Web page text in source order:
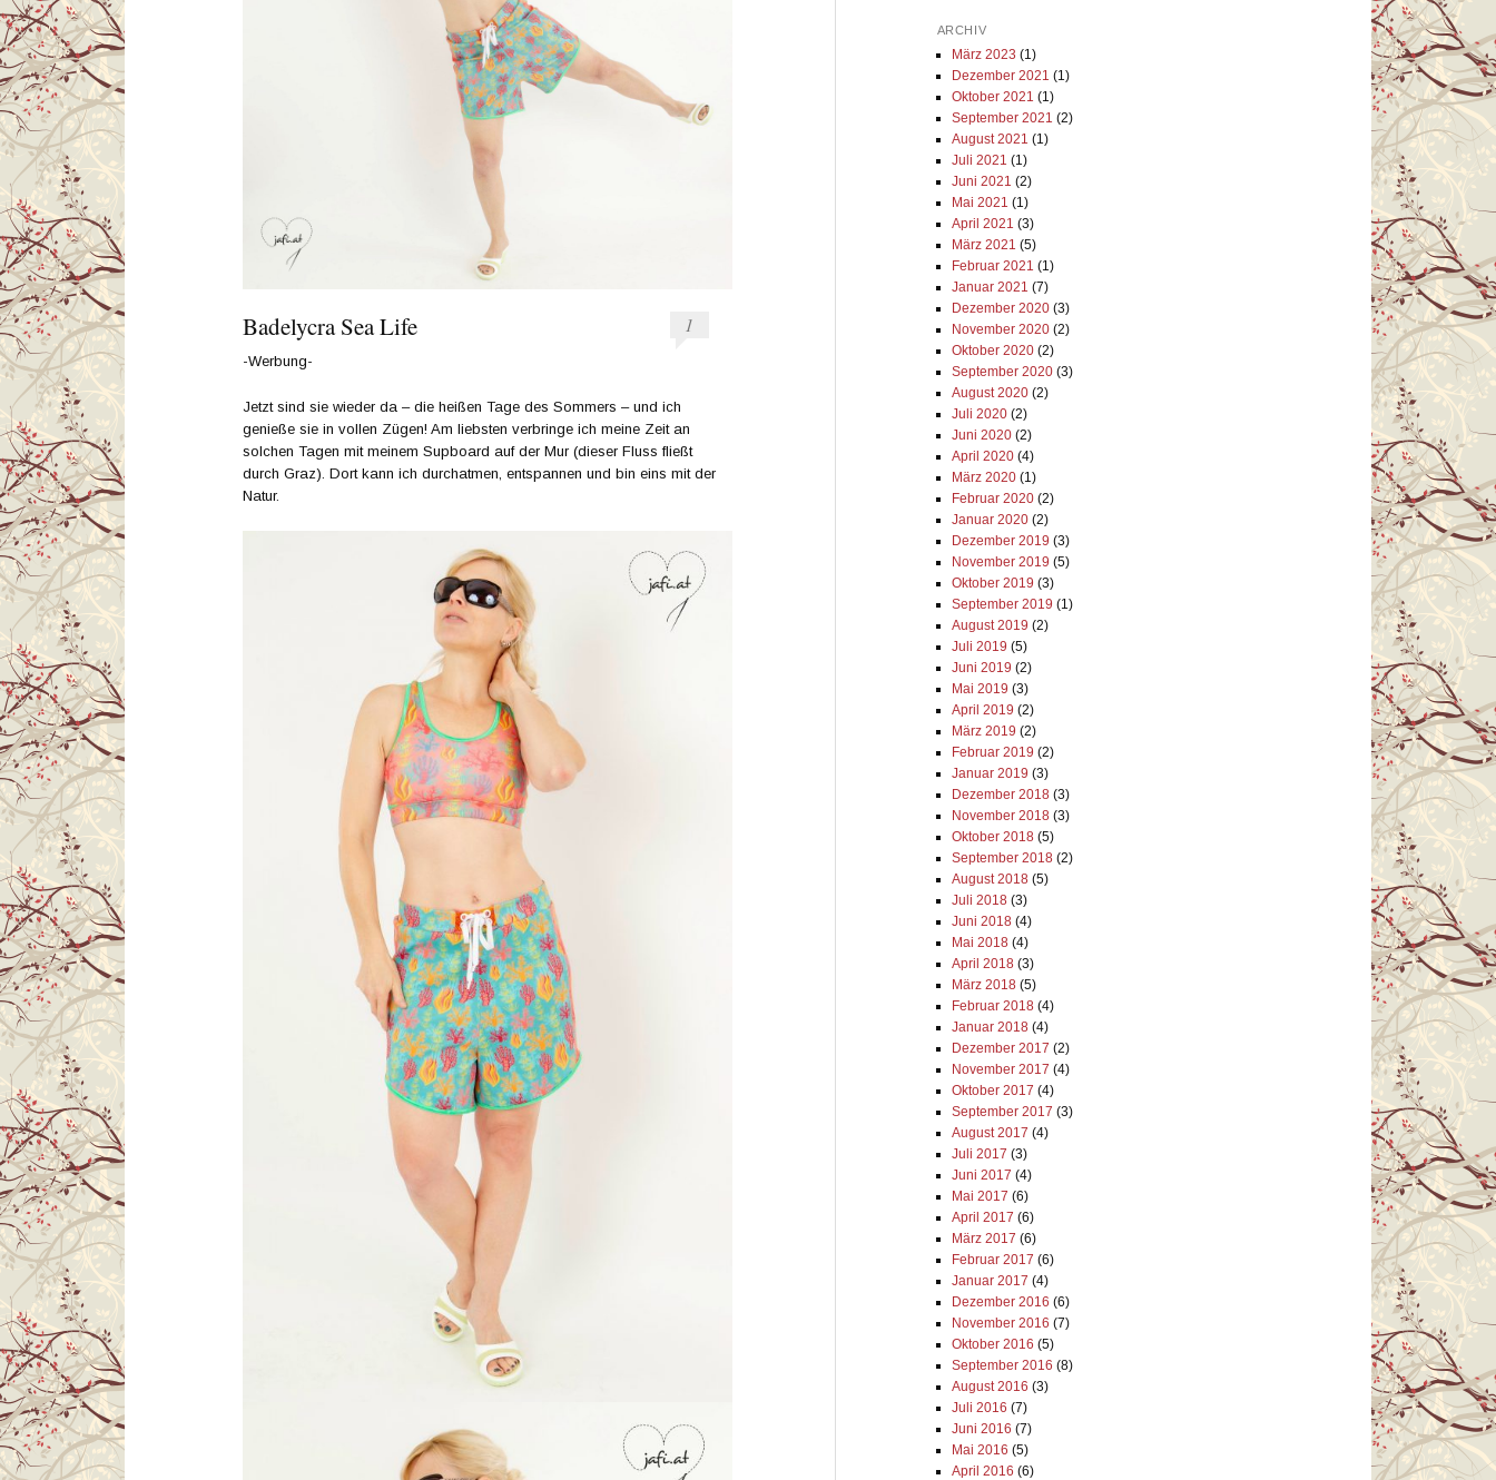
Badelycra Sea Life 1
-Werbung-
Jetzt sind sie wieder da – die heißen Tage des Sommers – und ich
genieße sie in vollen Zügen! Am liebsten verbringe ich meine Zeit an
solchen Tagen mit meinem Supboard auf der Mur (dieser Fluss fließt
durch Graz). Dort kann ich durchatmen, entspannen und bin eins mit der
Natur.
ARCHIV
März 2023 (1)
Dezember 2021 (1)
Oktober 2021 (1)
September 2021 (2)
August 2021 (1)
Juli 2021 (1)
Juni 2021 (2)
Mai 2021 (1)
April 2021 (3)
März 2021 (5)
Februar 2021 (1)
Januar 2021 (7)
Dezember 2020(3)
November 2020(2)
Oktober 2020(2)
September 2020(3)
August 2020(2)
Juli 2020(2)
Juni 2020(2)
April 2020(4)
März 2020(1)
Februar 2020(2)
Januar 2020(2)
Dezember 2019 (3)
November 2019 (5)
Oktober 2019 (3)
September 2019 (1)
August 2019 (2)
Juli 2019 (5)
Juni 2019 (2)
Mai 2019 (3)
April 2019 (2)
März 2019 (2)
Februar 2019 (2)
Januar 2019 (3)
Dezember 2018(3)
November 2018(3)
Oktober 2018(5)
September 2018(2)
August 2018(5)
Juli 2018(3)
Juni 2018(4)
Mai 2018(4)
April 2018(3)
März 2018(5)
Februar 2018(4)
Januar 2018(4)
Dezember 2017 (2)
November 2017 (4)
Oktober 2017 (4)
September 2017 (3)
August 2017 (4)
Juli 2017 (3)
Juni 2017 (4)
Mai 2017 (6)
April 2017 (6)
März 2017 (6)
Februar 2017 (6)
Januar 2017 (4)
Dezember 2016 (6)
November 2016 (7)
Oktober 2016 (5)
September 2016 (8)
August 2016 (3)
Juli 2016 (7)
Juni 2016 (7)
Mai 2016 (5)
April 2016 (6)